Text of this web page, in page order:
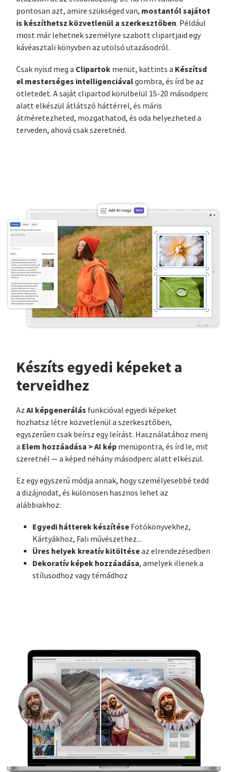
pontosan azt, amire szükséged van, mostantól sajátot
is készíthetsz közvetlenül a szerkesztőben. Például
most már lehetnek személyre szabott clipartjaid egy
kávéasztali könyvben az utolsó utazásodról.
Csak nyisd meg a Clipartok menüt, kattints a Készítsd
el mesterséges intelligenciávalgombra, és írd be az
ötletedet. A saját clipartod körülbelül 15-20 másodperc
alatt elkészül átlátszó háttérrel, és máris
átméretezheted, mozgathatod, és oda helyezheted a
terveden, ahová csak szeretnéd.
Készíts egyedi képeket a
terveidhez
Az AI képgenerálás funkcióval egyedi képeket
hozhatsz létre közvetlenül a szerkesztőben,
egyszerűen csak beírsz egy leírást. Használatához menj
a Elem hozzáadása > AI kép menüpontra, és írd le, mit
szeretnél — a képed néhány másodperc alatt elkészül.
Ez egy egyszerű módja annak, hogy személyesebbé tedd
a dizájnodat, és különösen hasznos lehet az
alábbiakhoz:
Egyedi hátterek készítése Fotókönyvekhez,
Kártyákhoz, Fali művészethez...
Üres helyek kreatív kitöltéseaz elrendezésedben
Dekoratív képek hozzáadása, amelyek illenek a
stílusodhoz vagy témádhoz